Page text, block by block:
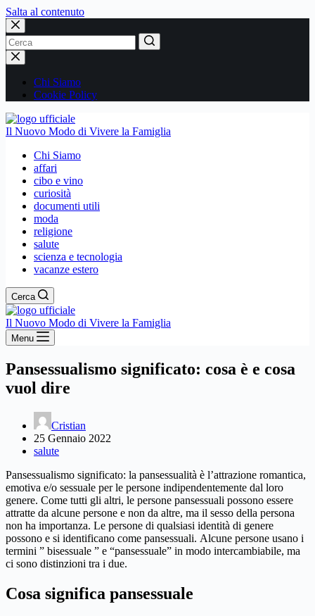
Salta al contenuto
Nessun
risultato
Chi Siamo
Cookie Policy
Il Nuovo Modo di Vivere la Famiglia
Chi Siamo
affari
cibo e vino
curiosità
documenti utili
moda
religione
salute
scienza e tecnologia
vacanze estero
Cerca
Il Nuovo Modo di Vivere la Famiglia
Menu
Pansessualismo significato: cosa è e cosa
vuol dire
Cristian
25 Gennaio 2022
salute
Pansessualismo significato: la pansessualità è l’attrazione romantica,
emotiva e/o sessuale per le persone indipendentemente dal loro
genere. Come tutti gli altri, le persone pansessuali possono essere
attratte da alcune persone e non da altre, ma il sesso della persona
non ha importanza. Le persone di qualsiasi identità di genere
possono e si identificano come pansessuali. Alcune persone usano i
termini ” bisessuale ” e “pansessuale” in modo intercambiabile, ma
ci sono distinzioni tra i due.
Cosa significa pansessuale